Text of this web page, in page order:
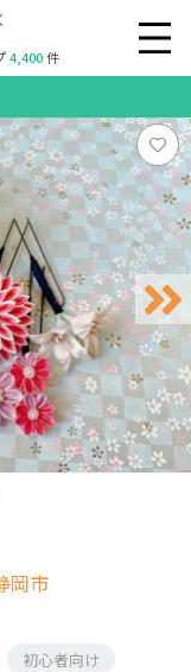
4,400件
岡市
初心者向け